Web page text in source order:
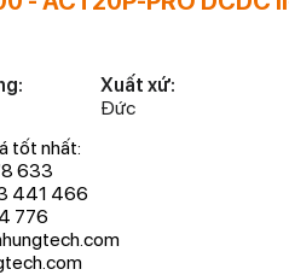
Xuất xứ:
Đức
tốt nhất:
633
441 466
776